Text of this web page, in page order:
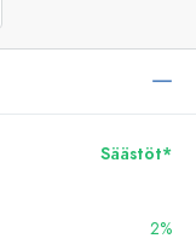
Säästöt*
2%